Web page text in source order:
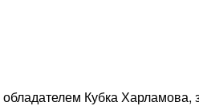
Кубка